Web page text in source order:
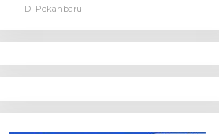
37 Tahanan Baru dengan Edukasi
Di Pekanbaru